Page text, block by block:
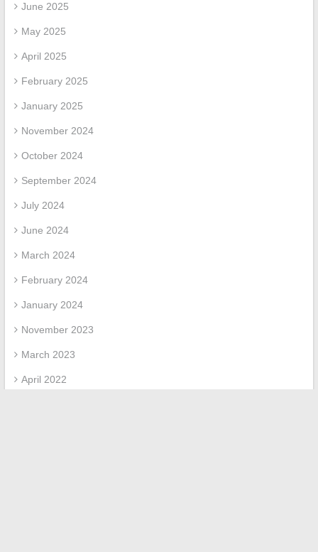
June 2025
May 2025
April 2025
February 2025
January 2025
November 2024
October 2024
September 2024
July 2024
June 2024
March 2024
February 2024
January 2024
November 2023
March 2023
April 2022